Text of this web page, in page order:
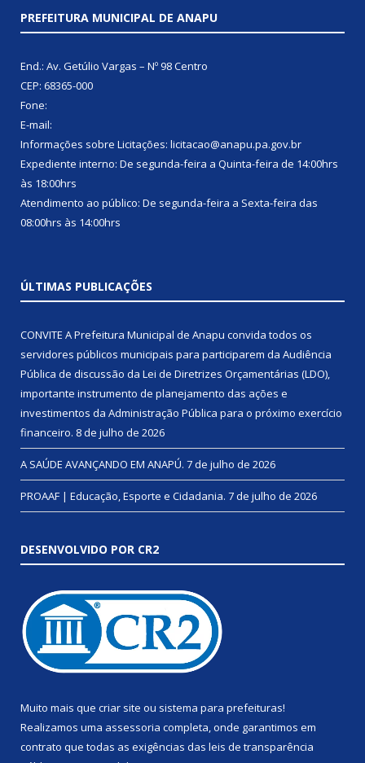
PREFEITURA MUNICIPAL DE ANAPU
End.: Av. Getúlio Vargas – Nº 98 Centro
CEP: 68365-000
Fone:
E-mail:
Informações sobre Licitações: licitacao@anapu.pa.gov.br
Expediente interno: De segunda-feira a Quinta-feira de 14:00hrs
às 18:00hrs
Atendimento ao público: De segunda-feira a Sexta-feira das
08:00hrs às 14:00hrs
ÚLTIMAS PUBLICAÇÕES
CONVITE A Prefeitura Municipal de Anapu convida todos os
servidores públicos municipais para participarem da Audiência
Pública de discussão da Lei de Diretrizes Orçamentárias (LDO),
importante instrumento de planejamento das ações e
investimentos da Administração Pública para o próximo exercício
financeiro. 8 de julho de 2026
A SAÚDE AVANÇANDO EM ANAPÚ. 7 de julho de 2026
PROAAF | Educação, Esporte e Cidadania. 7 de julho de 2026
DESENVOLVIDO POR CR2
Muito mais que criar site ou sistema para prefeituras!
Realizamos uma assessoria completa, onde garantimos em
contrato que todas as exigências das leis de transparência